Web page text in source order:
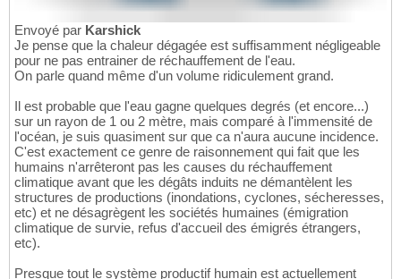
Envoyé par Karshick
Je pense que la chaleur dégagée est suffisamment négligeable
pour ne pas entrainer de réchauffement de l'eau.
On parle quand même d'un volume ridiculement grand.
Il est probable que l'eau gagne quelques degrés (et encore...)
sur un rayon de 1 ou 2 mètre, mais comparé à l'immensité de
l'océan, je suis quasiment sur que ca n'aura aucune incidence.
C'est exactement ce genre de raisonnement qui fait que les
humains n'arrêteront pas les causes du réchauffement
climatique avant que les dégâts induits ne démantèlent les
structures de productions (inondations, cyclones, sécheresses,
etc) et ne désagrègent les sociétés humaines (émigration
climatique de survie, refus d'accueil des émigrés étrangers,
etc).
Presque tout le système productif humain est actuellement